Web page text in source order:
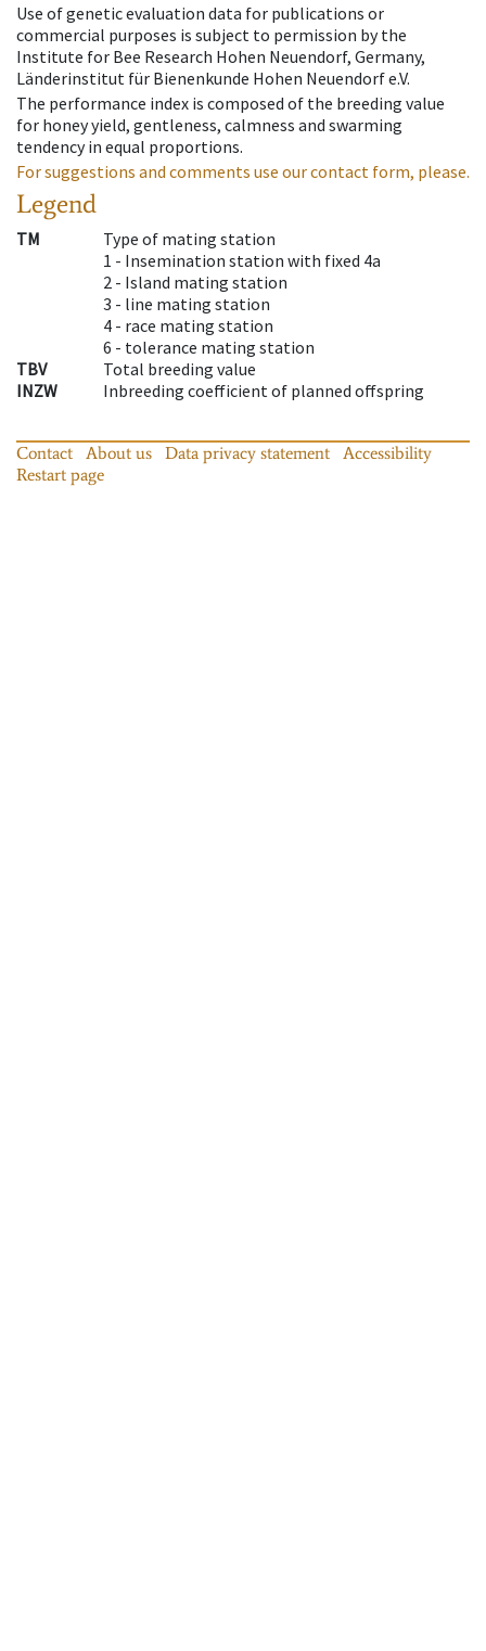
Use of genetic evaluation data for publications or
commercial purposes is subject to permission by the
Institute for Bee Research Hohen Neuendorf, Germany,
Länderinstitut für Bienenkunde Hohen Neuendorf e.V.
The performance index is composed of the breeding value
for honey yield, gentleness, calmness and swarming
tendency in equal proportions.
For suggestions and comments use our contact form, please.
Legend
TM
Type of mating station
1 - Insemination station with fixed 4a
2 - Island mating station
3 - line mating station
4 - race mating station
6 - tolerance mating station
TBV
Total breeding value
INZW
Inbreeding coefficient of planned offspring
Contact About us Data privacy statement
Accessibility
Restart page